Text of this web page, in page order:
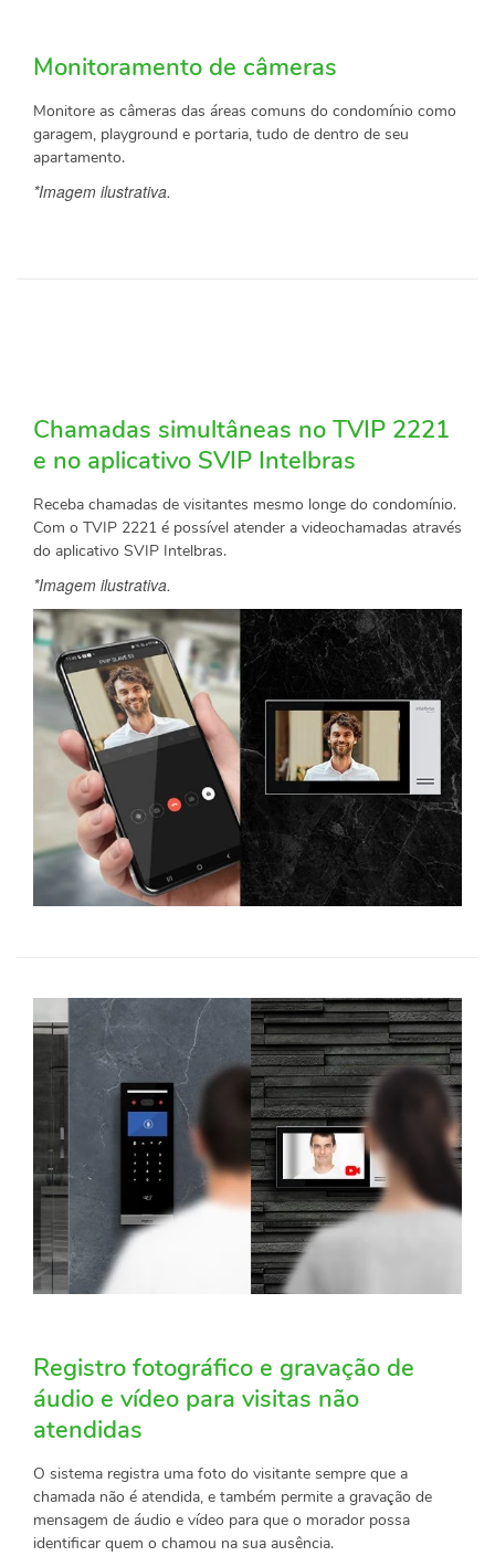
Monitoramento de câmeras
Monitore as câmeras das áreas comuns do condomínio como
garagem, playground e portaria, tudo de dentro de seu
apartamento.
*Imagem ilustrativa.
Chamadas simultâneas no TVIP 2221
e no aplicativo SVIP Intelbras
Receba chamadas de visitantes mesmo longe do condomínio.
Com o TVIP 2221 é possível atender a videochamadas através
do aplicativo SVIP Intelbras.
*Imagem ilustrativa.
Registro fotográfico e gravação de
áudio e vídeo para visitas não
atendidas
O sistema registra uma foto do visitante sempre que a
chamada não é atendida, e também permite a gravação de
mensagem de áudio e vídeo para que o morador possa
identificar quem o chamou na sua ausência.